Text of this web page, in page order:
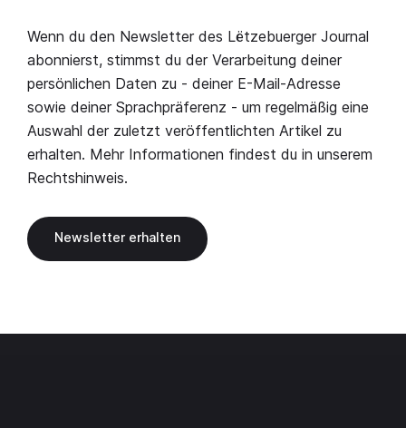
Wenn du den Newsletter des Lëtzebuerger Journal
abonnierst, stimmst du der Verarbeitung deiner
persönlichen Daten zu - deiner E-Mail-Adresse
sowie deiner Sprachpräferenz - um regelmäßig eine
Auswahl der zuletzt veröffentlichten Artikel zu
erhalten. Mehr Informationen findest du in unserem
Rechtshinweis.